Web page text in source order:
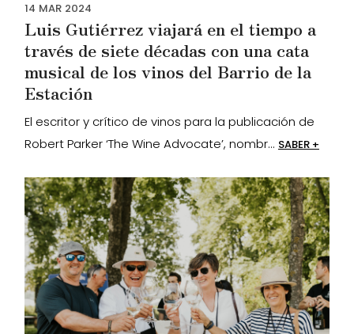
14 MAR 2024
Luis Gutiérrez viajará en el tiempo a
través de siete décadas con una cata
musical de los vinos del Barrio de la
Estación
El escritor y crítico de vinos para la publicación de
Robert Parker ‘The Wine Advocate’, nombr... SABER +